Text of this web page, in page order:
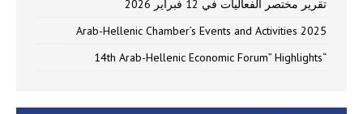
تقرير مختصر الفعاليات في 12 فبراير 2026
Arab-Hellenic Chamber’s Events and Activities 2025
“14th Arab-Hellenic Economic Forum” Highlights